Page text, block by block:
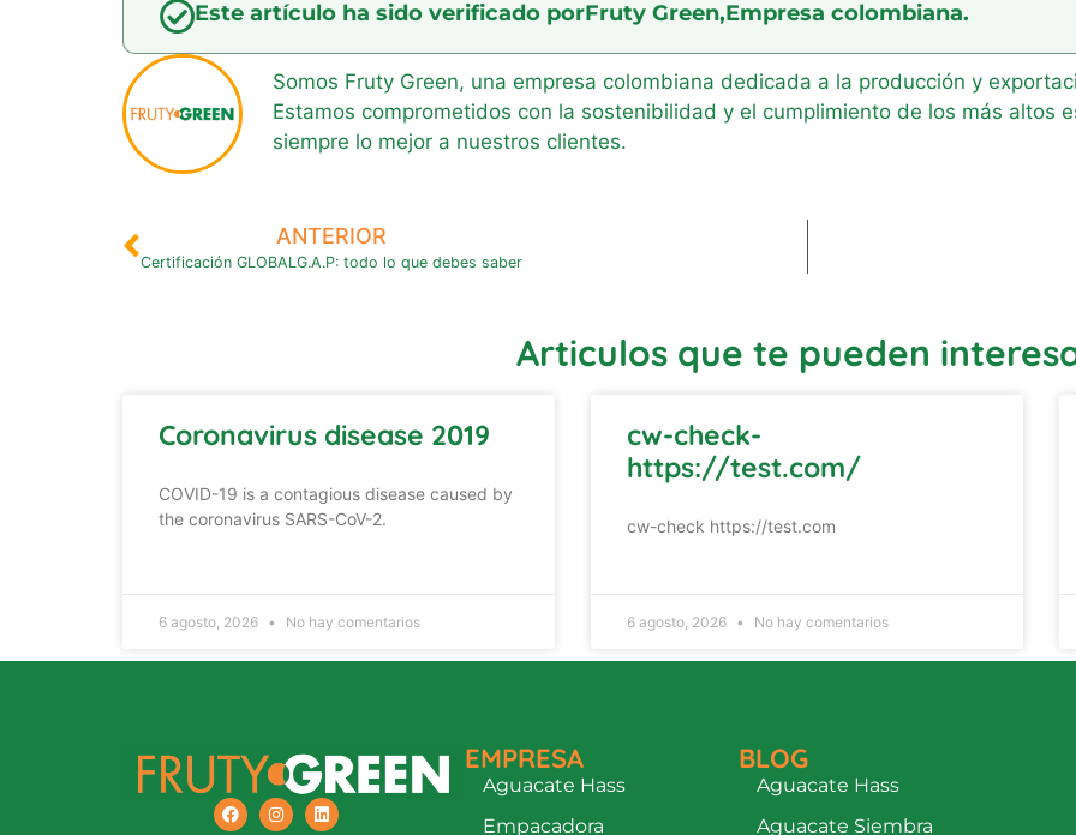
Este artículo ha sido verificado porFruty Green,Empresa colombiana.
Somos Fruty Green, una empresa colombiana dedicada a la producción y
Estamos comprometidos con la sostenibilidad y el cumplimiento de los más altos
siempre lo mejor a nuestros clientes.
ANTERIOR
Certificación GLOBALG.A.P: todo lo que debes saber
Articulos que te pueden
Coronavirus disease 2019
COVID-19 is a contagious disease caused by
the coronavirus SARS-CoV-2.
6 agosto, 2026 No hay comentarios
cw-check-
https://test.com/
cw-check https://test.com
6 agosto, 2026 No hay comentarios
EMPRESA
Aguacate Hass
Empacadora
BLOG
Aguacate Hass
Aguacate Siembra